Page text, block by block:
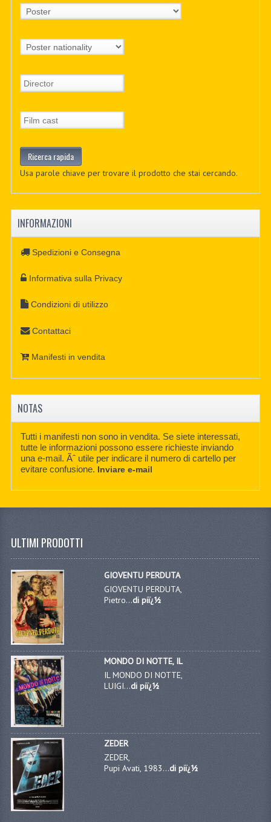
Usa parole chiave per trovare il prodotto che stai cercando.
INFORMAZIONI
Spedizioni e Consegna
Informativa sulla Privacy
Condizioni di utilizzo
Contattaci
Manifesti in vendita
NOTAS
Tutti i manifesti non sono in vendita. Se siete interessati,
tutte le informazioni possono essere richieste inviando
una e-mail. Ãˆ utile per indicare il numero di cartello per
evitare confusione. Inviare e-mail
ULTIMI PRODOTTI
GIOVENTU PERDUTA
GIOVENTU PERDUTA,
Pietro...di piï¿½
MONDO DI NOTTE, IL
IL MONDO DI NOTTE,
LUIGI...di piï¿½
ZEDER
ZEDER,
Pupi Avati, 1983...di piï¿½